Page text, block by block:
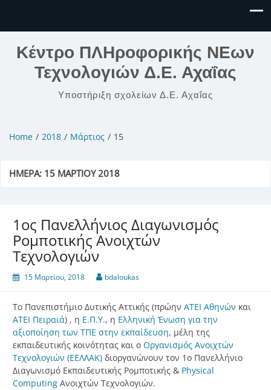
Κέντρο ΠΛΗροφορικής ΝΕων
Τεχνολογιών Δ.Ε. Αχαΐας
Υποστήριξη σχολείων Δ.Ε. Αχαΐας
Home 2018 Μάρτιος 15
ΗΜΈΡΑ: 15 ΜΑΡΤΊΟΥ 2018
1ος Πανελλήνιος Διαγωνισμός
Ρομποτικής Ανοιχτών
Τεχνολογιών
15 Μαρτίου, 2018 bdaloukas
Το Πανεπιστήμιο Δυτικής Αττικής (πρώην ΑΤΕΙ Αθηνών και
ΑΤΕΙ Πειραιά) , η Ε.Π.Υ., η Ελληνική Ένωση για την
αξιοποίηση των ΤΠΕ στην εκπαίδευση, μέλη της
εκπαιδευτικής κοινότητας και ο Οργανισμός Ανοιχτών
Τεχνολογιών (ΕΕΛΛΑΚ) διοργανώνουν τον 1ο Πανελλήνιο
Διαγωνισμό Εκπαιδευτικής Ρομποτικής & Physical
Computing Ανοιχτών Τεχνολογιών.